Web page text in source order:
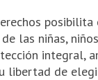
las niñas,
integral,
libertad de